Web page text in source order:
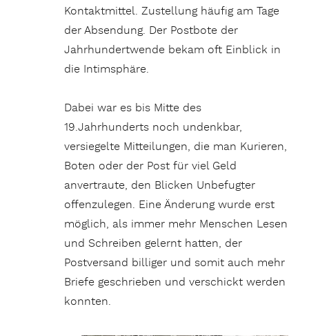
Kontaktmittel. Zustellung häufig am Tage
der Absendung. Der Postbote der
Jahrhundertwende bekam oft Einblick in
die Intimsphäre.
Dabei war es bis Mitte des
19.Jahrhunderts noch undenkbar,
versiegelte Mitteilungen, die man Kurieren,
Boten oder der Post für viel Geld
anvertraute, den Blicken Unbefugter
offenzulegen. Eine Änderung wurde erst
möglich, als immer mehr Menschen Lesen
und Schreiben gelernt hatten, der
Postversand billiger und somit auch mehr
Briefe geschrieben und verschickt werden
konnten.